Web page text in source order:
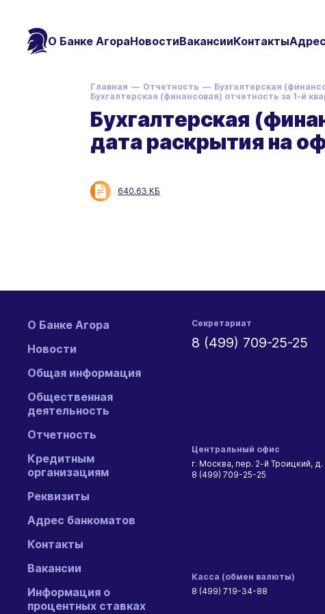
О Банке АгораНовостиВакансииКонтакты
Главная Отчетность
Бухгалтерская
Бухгалтерская (финансовая) отчетность за 1-й
Бухгалтерская
дата раскрытия на
640.63 КБ
О Банке Агора
Новости
Общая информация
Общественная
деятельность
Отчетность
Кредитным
организациям
Реквизиты
Адрес банкоматов
Контакты
Вакансии
Информация о
процентных ставках
Секретариат
8 (499) 709-25-25
Центральный офис
г. Москва, пер. 2-й Троицкий, д.
8 (499) 709-25-25
Касса (обмен валюты)
8 (499) 719-34-88